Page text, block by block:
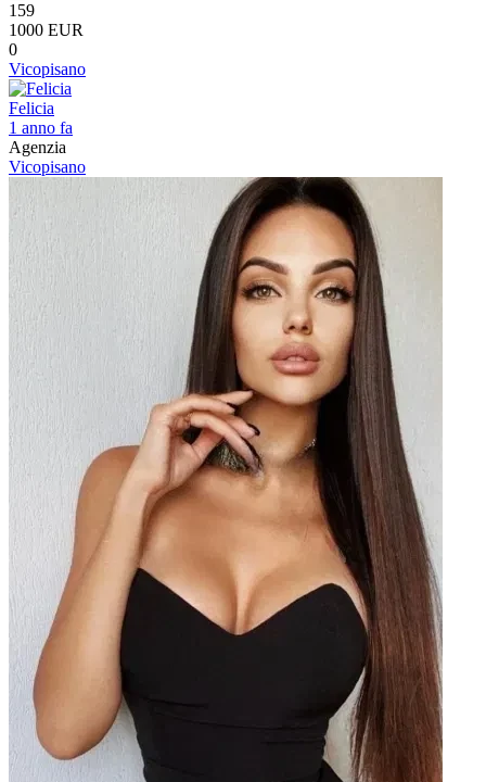
159
1000 EUR
0
Vicopisano
Felicia
1 anno fa
Agenzia
Vicopisano